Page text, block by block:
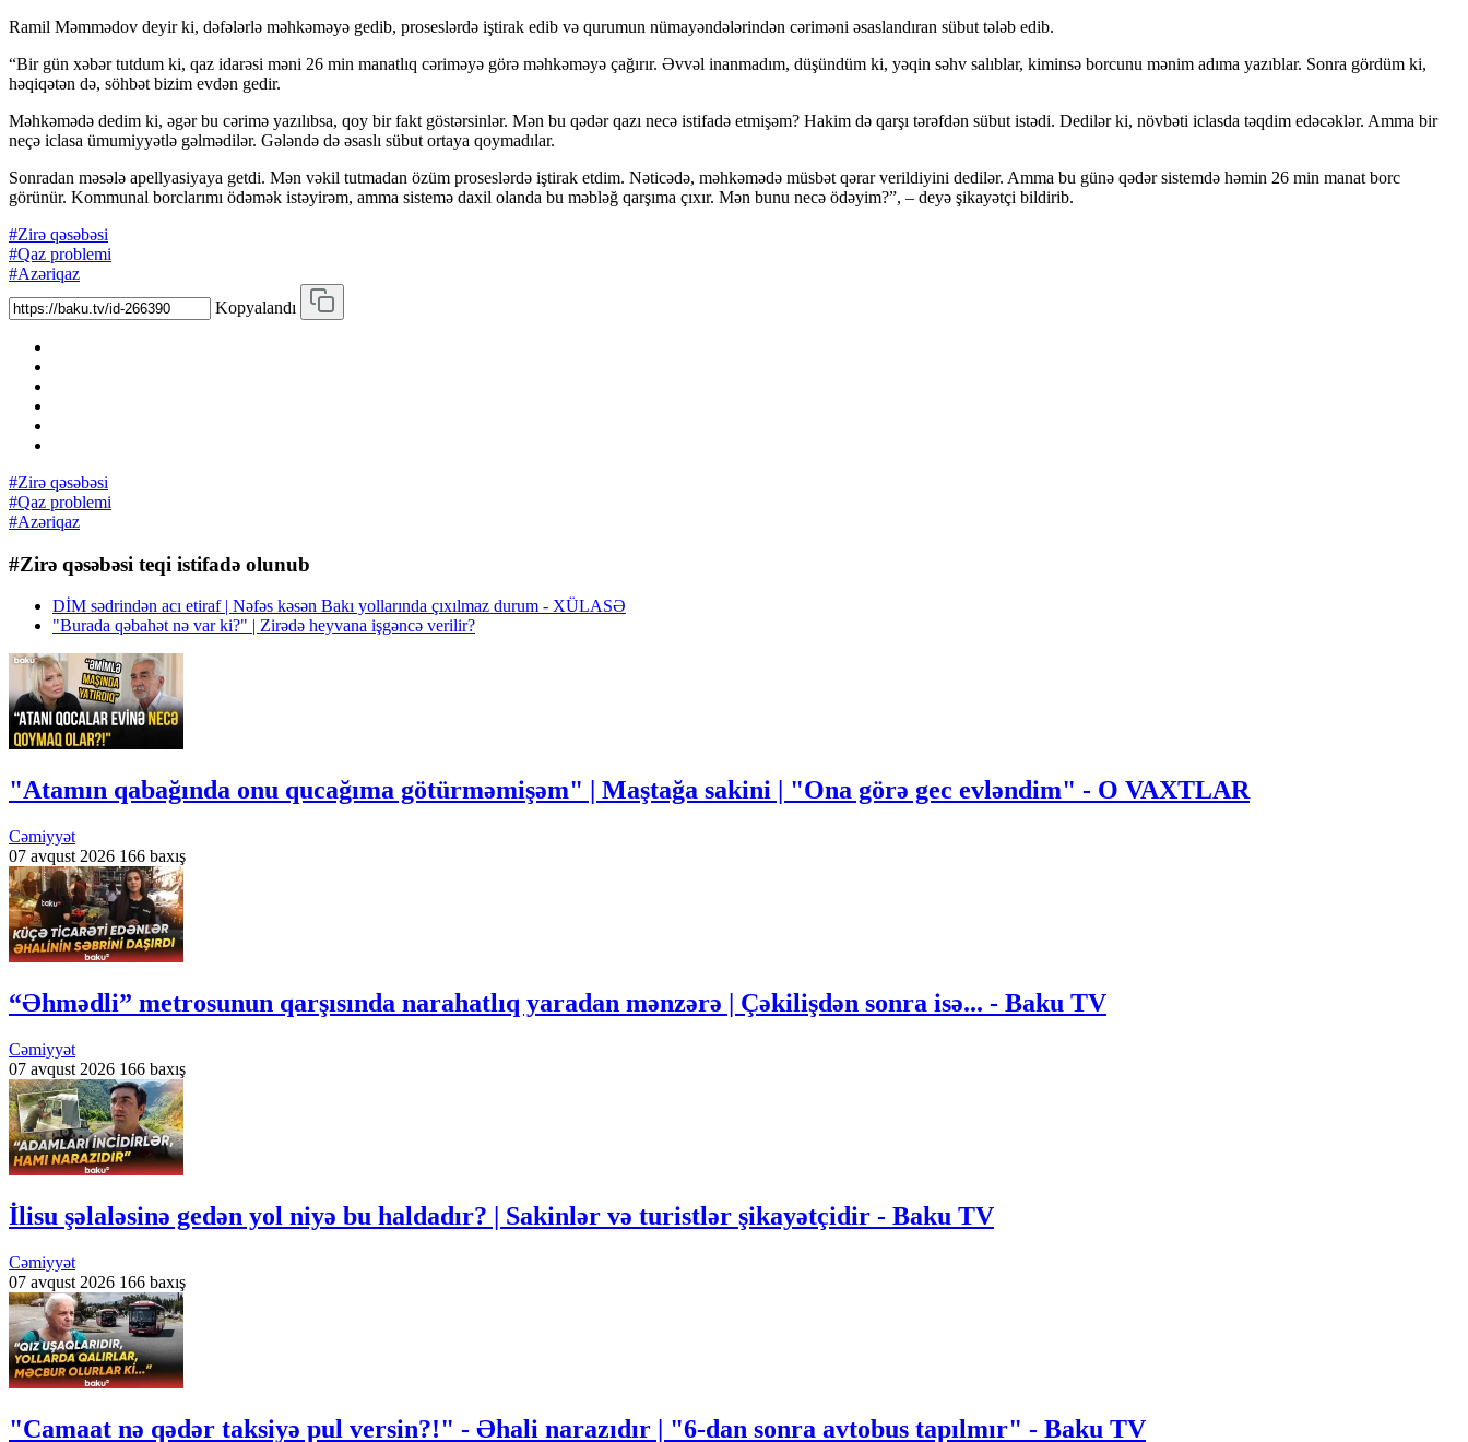
Ramil Məmmədov deyir ki, dəfələrlə məhkəməyə gedib, proseslərdə iştirak edib və qurumun nümayəndələrindən cəriməni əsaslandıran sübut tələb edib.
“Bir gün xəbər tutdum ki, qaz idarəsi məni 26 min manatlıq cəriməyə görə məhkəməyə çağırır. Əvvəl inanmadım, düşündüm ki, yəqin səhv salıblar, kiminsə borcunu mənim adıma yazıblar. Sonra gördüm ki,
həqiqətən də, söhbət bizim evdən gedir.
Məhkəmədə dedim ki, əgər bu cərimə yazılıbsa, qoy bir fakt göstərsinlər. Mən bu qədər qazı necə istifadə etmişəm? Hakim də qarşı tərəfdən sübut istədi. Dedilər ki, növbəti iclasda təqdim edəcəklər. Amma bir
neçə iclasa ümumiyyətlə gəlmədilər. Gələndə də əsaslı sübut ortaya qoymadılar.
Sonradan məsələ apellyasiyaya getdi. Mən vəkil tutmadan özüm proseslərdə iştirak etdim. Nəticədə, məhkəmədə müsbət qərar verildiyini dedilər. Amma bu günə qədər sistemdə həmin 26 min manat borc
görünür. Kommunal borclarımı ödəmək istəyirəm, amma sistemə daxil olanda bu məbləğ qarşıma çıxır. Mən bunu necə ödəyim?”, – deyə şikayətçi bildirib.
#Zirə qəsəbəsi
#Qaz problemi
#Azəriqaz
Kopyalandı
#Zirə qəsəbəsi
#Qaz problemi
#Azəriqaz
#Zirə qəsəbəsi teqi istifadə olunub
DİM sədrindən acı etiraf | Nəfəs kəsən Bakı yollarında çıxılmaz durum - XÜLASƏ
"Burada qəbahət nə var ki?" | Zirədə heyvana işgəncə verilir?
"Atamın qabağında onu qucağıma götürməmişəm" | Maştağa sakini | "Ona görə gec evləndim" - O VAXTLAR
Cəmiyyət
07 avqust 2026 166 baxış
“Əhmədli” metrosunun qarşısında narahatlıq yaradan mənzərə | Çəkilişdən sonra isə... - Baku TV
Cəmiyyət
07 avqust 2026 166 baxış
İlisu şəlaləsinə gedən yol niyə bu haldadır? | Sakinlər və turistlər şikayətçidir - Baku TV
Cəmiyyət
07 avqust 2026 166 baxış
"Camaat nə qədər taksiyə pul versin?!" - Əhali narazıdır | "6-dan sonra avtobus tapılmır" - Baku TV